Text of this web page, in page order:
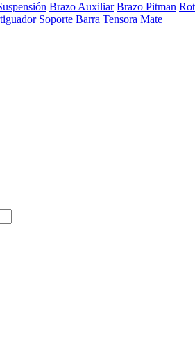
Brazo Auxiliar Brazo Pitman
Soporte Barra Tensora Mate